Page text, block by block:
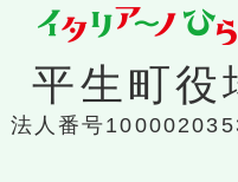
平生町役
法人番号